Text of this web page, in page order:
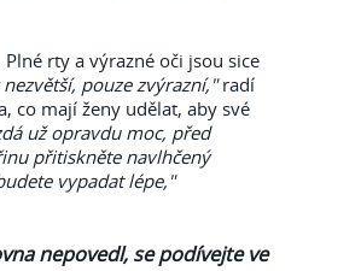
rty a výrazné oči jsou sice
pouze zvýrazní,"radí
co mají ženy udělat, aby své
už opravdu moc, před
přitiskněte navlhčený
vypadat lépe,"
nepovedl, se podívejte ve